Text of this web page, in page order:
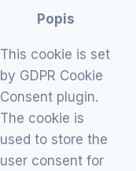
Popis
This cookie is set
by GDPR Cookie
Consent plugin.
The cookie is
used to store the
user consent for